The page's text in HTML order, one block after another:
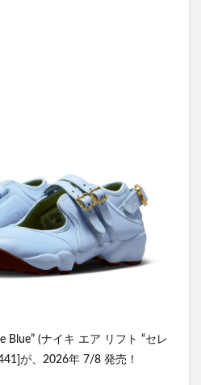
Blue” (ナイキ エア リフト “セレ
が、2026年 7/8 発売！